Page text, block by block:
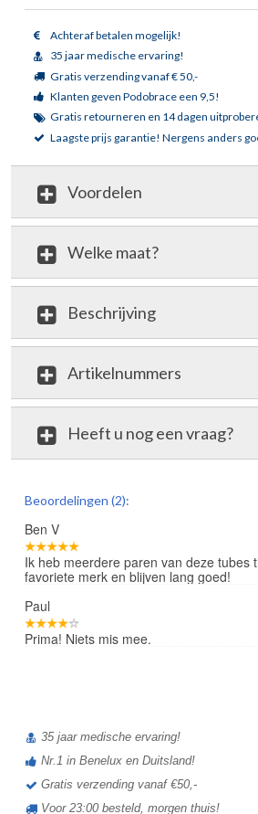
Achteraf betalen mogelijk!
35 jaar medische ervaring!
Gratis verzending vanaf € 50,-
Klanten geven Podobrace een 9,5!
Gratis retourneren en 14 dagen
Laagste prijs garantie! Nergens anders
Voordelen
Welke maat?
Beschrijving
Artikelnummers
Heeft u nog een vraag?
Beoordelingen (2):
Ben V
Ik heb meerdere paren van deze tubes
favoriete merk en blijven lang goed!
Paul
Prima! Niets mis mee.
35 jaar medische ervaring!
Nr.1 in Benelux en Duitsland!
Gratis verzending vanaf €50,-
Voor 23:00 besteld, morgen thuis!